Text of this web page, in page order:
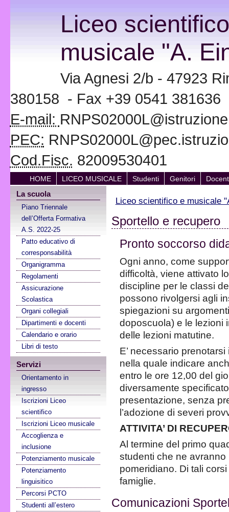
Liceo
musicale "A.
Via Agnesi 2/b - 47923
380158 - Fax +39 0541 381636
E-mail:
PEC:
Cod.Fisc. 82009530401
HOME LICEO MUSICALE Studenti Genitori
La scuola
Piano Triennale
dell’Offerta Formativa
A.S. 2022-25
Patto educativo di
corresponsabilità
Organigramma
Regolamenti
Assicurazione
Scolastica
Organi collegiali
Dipartimenti e docenti
Calendario e orario
Libri di testo
Servizi
Orientamento in
ingresso
Iscrizioni Liceo
scientifico
Iscrizioni Liceo musicale
Accoglienza e
inclusione
Potenziamento musicale
Potenziamento
linguisitico
Percorsi PCTO
Studenti all’estero
Liceo scientifico e musicale
Sportello e recupero
Pronto soccorso
Ogni anno, come
difficoltà, viene attivato
discipline per le classi
possono rivolgersi agli
spiegazioni su
doposcuola) e le lezioni
delle lezioni matutine.
E’ necessario
nella quale indicare
entro le ore 12,00 del
diversamente
presentazione, senza
l’adozione di severi
ATTIVITA’ DI
Al termine del primo
studenti che ne
pomeridiano. Di tali
famiglie.
Comunicazioni